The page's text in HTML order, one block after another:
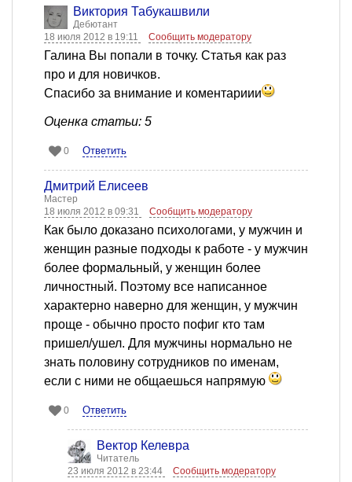
Виктория Табукашвили
Дебютант
18 июля 2012 в 19:11
Сообщить модератору
Галина Вы попали в точку. Статья как раз
про и для новичков.
Спасибо за внимание и коментариии
Оценка статьи: 5
0 Ответить
Дмитрий Елисеев
Мастер
18 июля 2012 в 09:31
Сообщить модератору
Как было доказано психологами, у мужчин и
женщин разные подходы к работе - у мужчин
более формальный, у женщин более
личностный. Поэтому все написанное
характерно наверно для женщин, у мужчин
проще - обычно просто пофиг кто там
пришел/ушел. Для мужчины нормально не
знать половину сотрудников по именам,
если с ними не общаешься напрямую
0 Ответить
Вектор Келевра
Читатель
23 июля 2012 в 23:44
Сообщить модератору